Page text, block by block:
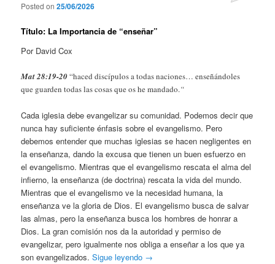
Posted on25/06/2026
Título: La Importancia de “enseñar”
Por David Cox
Mat 28:19-20“haced discípulos a todas naciones… enseñándoles
que guarden todas las cosas que os he mandado.“
Cada iglesia debe evangelizar su comunidad. Podemos decir que
nunca hay suficiente énfasis sobre el evangelismo. Pero
debemos entender que muchas iglesias se hacen negligentes en
la enseñanza, dando la excusa que tienen un buen esfuerzo en
el evangelismo. Mientras que el evangelismo rescata el alma del
infierno, la enseñanza (de doctrina) rescata la vida del mundo.
Mientras que el evangelismo ve la necesidad humana, la
enseñanza ve la gloria de Dios. El evangelismo busca de salvar
las almas, pero la enseñanza busca los hombres de honrar a
Dios. La gran comisión nos da la autoridad y permiso de
evangelizar, pero igualmente nos obliga a enseñar a los que ya
son evangelizados.Sigue leyendo →